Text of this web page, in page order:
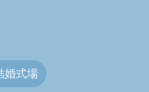
婚式場